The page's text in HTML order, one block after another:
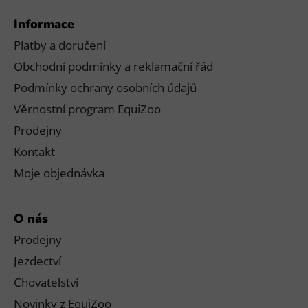
Informace
Platby a doručení
Obchodní podmínky a reklamační řád
Podmínky ochrany osobních údajů
Věrnostní program EquiZoo
Prodejny
Kontakt
Moje objednávka
O nás
Prodejny
Jezdectví
Chovatelství
Novinky z EquiZoo